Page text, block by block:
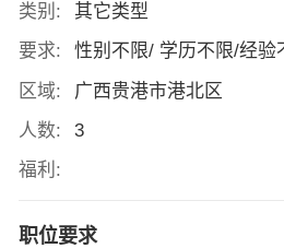
类别:
其它类型
要求:
性别不限/ 学历不限/经验
区域:
广西贵港市港北区
人数:
3
福利:
职位要求